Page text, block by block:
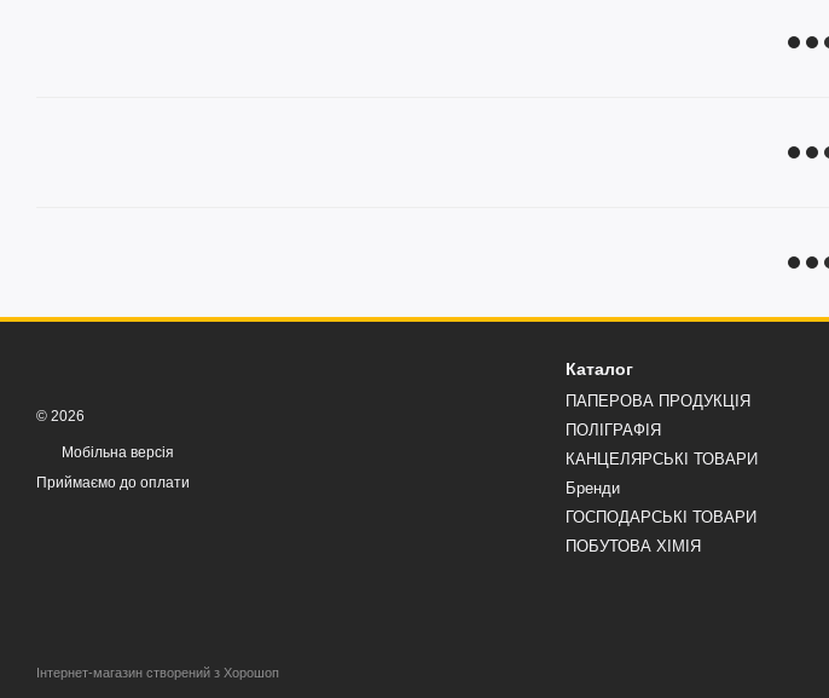
© 2026
Мобільна версія
Приймаємо до оплати
Інтернет-магазин створений з Хорошоп
Каталог
ПАПЕРОВА ПРОДУКЦІЯ
ПОЛІГРАФІЯ
КАНЦЕЛЯРСЬКІ ТОВАРИ
Бренди
ГОСПОДАРСЬКІ ТОВАРИ
ПОБУТОВА ХІМІЯ